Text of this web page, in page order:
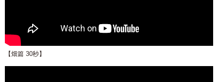
【畑篇 30秒】